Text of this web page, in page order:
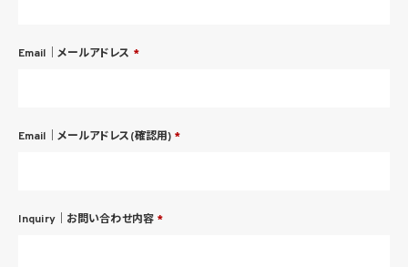
Email｜メールアドレス *
Email｜メールアドレス(確認用) *
Inquiry｜お問い合わせ内容 *